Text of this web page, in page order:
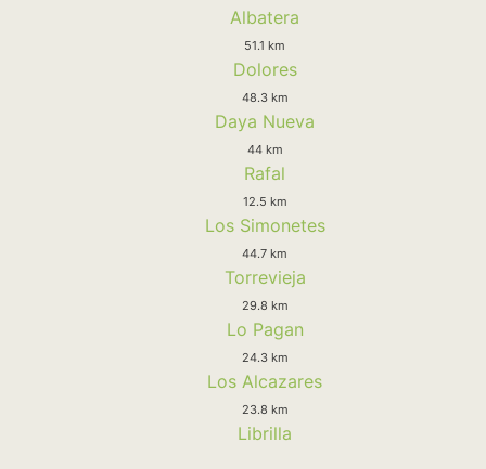
Albatera
51.1 km
Dolores
48.3 km
Daya Nueva
44 km
Rafal
12.5 km
Los Simonetes
44.7 km
Torrevieja
29.8 km
Lo Pagan
24.3 km
Los Alcazares
23.8 km
Librilla